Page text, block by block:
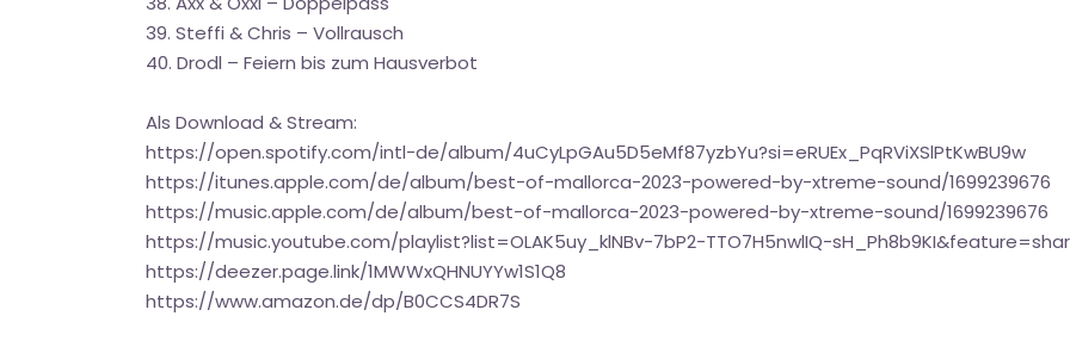
39. Steffi & Chris – Vollrausch
40. Drodl – Feiern bis zum Hausverbot
Als Download & Stream:
https://open.spotify.com/intl-de/album/4uCyLpGAu5D5eMf87yzbYu?si=eRUEx_PqRViXSlPtKwBU9w
https://itunes.apple.com/de/album/best-of-mallorca-2023-powered-by-xtreme-sound/1699239676
https://music.apple.com/de/album/best-of-mallorca-2023-powered-by-xtreme-sound/1699239676
https://music.youtube.com/playlist?list=OLAK5uy_klNBv-7bP2-TTO7H5nwlIQ-
https://deezer.page.link/1MWWxQHNUYYw1S1Q8
https://www.amazon.de/dp/B0CCS4DR7S